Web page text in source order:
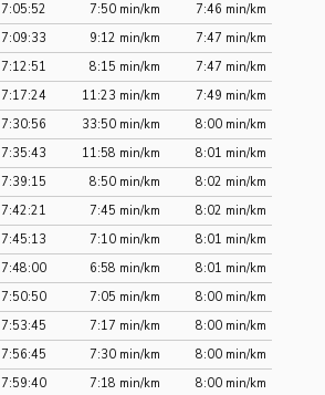
7:05:52 7:50 min/km
7:46 min/km
7:09:33 9:12 min/km
7:47 min/km
7:12:51 8:15 min/km
7:47 min/km
7:17:24 11:23 min/km
7:49 min/km
7:30:56 33:50 min/km
8:00 min/km
7:35:43 11:58 min/km
8:01 min/km
7:39:15 8:50 min/km
8:02 min/km
7:42:21 7:45 min/km
8:02 min/km
7:45:13 7:10 min/km
8:01 min/km
7:48:00 6:58 min/km
8:01 min/km
7:50:50 7:05 min/km
8:00 min/km
7:53:45 7:17 min/km
8:00 min/km
7:56:45 7:30 min/km
8:00 min/km
7:59:40 7:18 min/km
8:00 min/km